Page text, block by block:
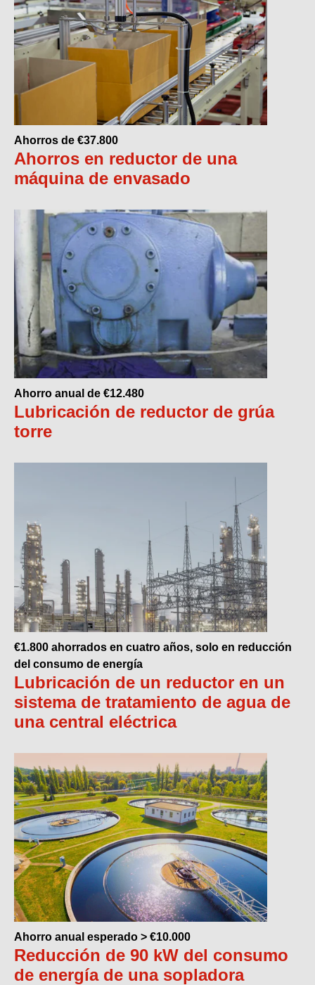
Ahorros de €37.800
Ahorros en reductor de una
máquina de envasado
Ahorro anual de €12.480
Lubricación de reductor de grúa
torre
€1.800 ahorrados en cuatro años, solo en reducción
del consumo de energía
Lubricación de un reductor en un
sistema de tratamiento de agua de
una central eléctrica
Ahorro anual esperado > €10.000
Reducción de 90 kW del consumo
de energía de una sopladora